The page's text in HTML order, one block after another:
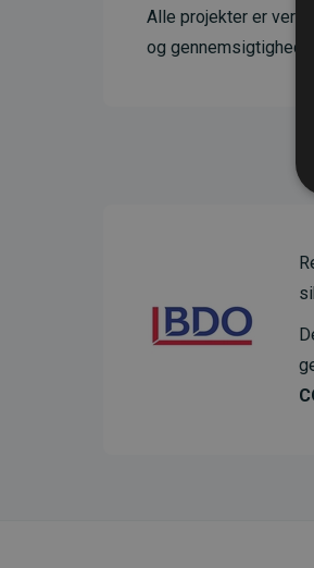
Alle projekter er
og gennemsigtighed